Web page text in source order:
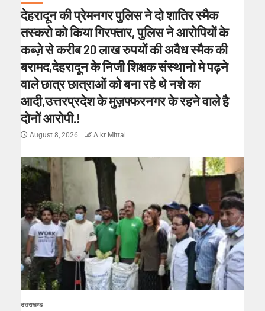
देहरादून की प्रेमनगर पुलिस ने दो शातिर स्मैक
तस्करो को किया गिरफ्तार, पुलिस ने आरोपियों के
कब्ज़े से करीब 20 लाख रुपयों की अवैध स्मैक की
बरामद,देहरादून के निजी शिक्षक संस्थानो मे पढ़ने
वाले छात्र छात्राओं को बना रहे थे नशे का
आदी,उत्तरप्रदेश के मुज़फ्फरनगर के रहने वाले है
दोनों आरोपी.!
August 8, 2026 A kr Mittal
उत्तराखण्ड